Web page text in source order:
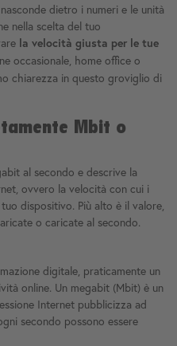
dietro i numeri e le unità
nella scelta del tuo
la velocità giusta per le tue
occasionale, home office o
chiarezza in questo groviglio di
Mbit o
al secondo e descrive la
ovvero la velocità con cui i
dispositivo. Più alto è il valore,
o caricate al secondo.
digitale, praticamente un
online. Un megabit (Mbit) è un
Internet pubblicizza ad
secondo possono essere